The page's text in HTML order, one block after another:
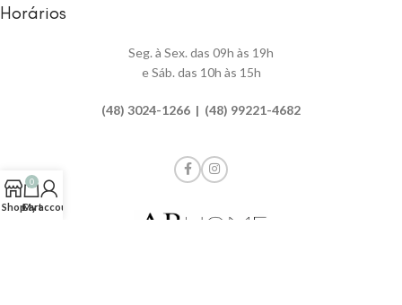
Horários
Seg. à Sex. das 09h às 19h
e Sáb. das 10h às 15h
(48) 3024-1266 | (48) 99221-4682
Shop
0
Cart
My account